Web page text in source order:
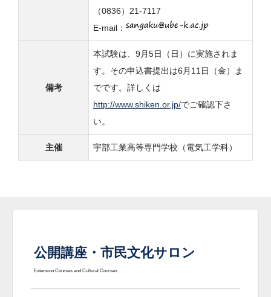
（0836）21-7117
E-mail：
備考
本試験は、9月5日（日）に実施されま
す。その申込書提出は6月11日（金）ま
でです。詳しくは
http://www.shiken.or.jp/でご確認下さ
い。
主催 宇部工業高等専門学校（電気工学科）
公開講座・市民文化サロン
Extension Courses and Cultural Courses